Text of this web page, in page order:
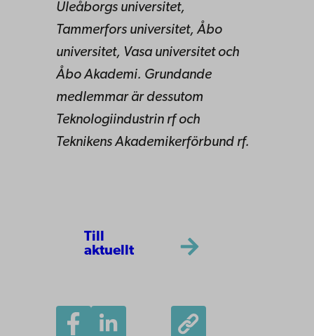
Uleåborgs universitet,
Tammerfors universitet, Åbo
universitet, Vasa universitet och
Åbo Akademi. Grundande
medlemmar är dessutom
Teknologiindustrin rf och
Teknikens Akademikerförbund rf.
Till
aktuellt